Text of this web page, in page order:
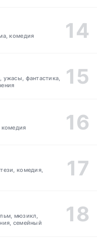
комедия
фантастика,
комедия,
мюзикл,
семейный